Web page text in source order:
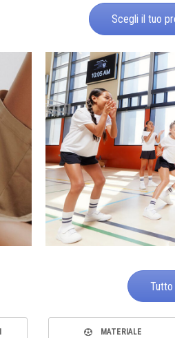
Scegli il tuo
Tutto
MATERIALE